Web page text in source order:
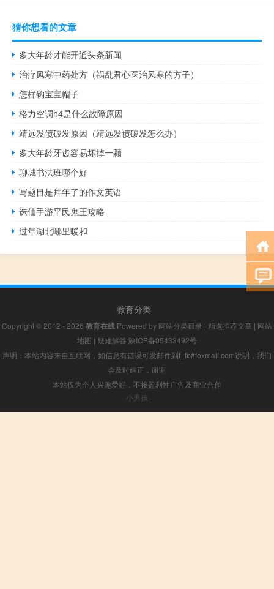
猜你想看的文章
多大年龄才能开通头条新闻
治疗风寒中药处方（祸乱君心医治风寒的方子）
怎样钩宝宝帽子
格力空调h4是什么故障原因
靖远发债破发原因（靖远发债破发怎么办）
多大年龄牙齿容易坏掉一颗
聊城书法班哪个好
写题目是拜年了的作文英语
诛仙手游平民鬼王攻略
过年湖北哪里暖和
教育分类
Copyright © 2012 - 2026 教育在线 Powered by 网站分类目录 | 精选推荐文章 | 网站
地图 | 疑难解答 陕ICP备05433492号
声明：本站内容来自互联网，如信息有错误可发邮件到f_fb#foxmail.com说明，我们
会及时纠正，谢谢
本站仅为个人兴趣爱好，不接盈利性广告及商业合作
小男孩